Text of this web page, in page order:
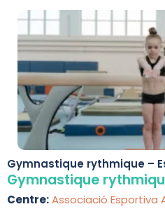
Gymnastique rythmique –
Gymnastique
Centre:Associació Esportiva